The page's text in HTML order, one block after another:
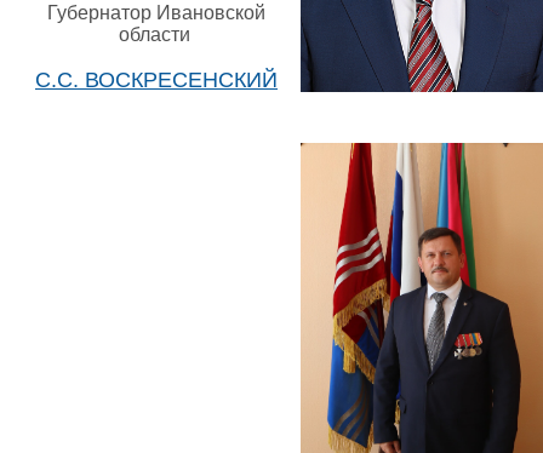
Губернатор Ивановской
области
С.С. ВОСКРЕСЕНСКИЙ